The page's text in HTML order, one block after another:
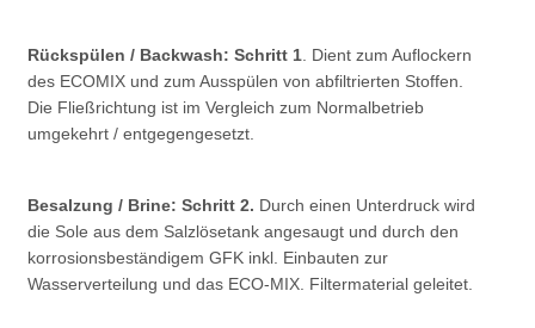
Rückspülen / Backwash: Schritt 1 . Dient zum Auflockern
des ECOMIX und zum Ausspülen von abfiltrierten Stoffen.
Die Fließrichtung ist im Vergleich zum Normalbetrieb
umgekehrt / entgegengesetzt.
Besalzung / Brine: Schritt 2. Durch einen Unterdruck wird
die Sole aus dem Salzlösetank angesaugt und durch den
korrosionsbeständigem GFK inkl. Einbauten zur
Wasserverteilung und das ECO-MIX. Filtermaterial geleitet.